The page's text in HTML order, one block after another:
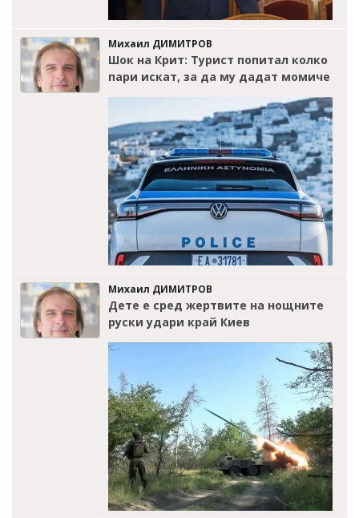
Михаил ДИМИТРОВ
Шок на Крит: Турист попитал колко
пари искат, за да му дадат момиче
Михаил ДИМИТРОВ
Дете е сред жертвите на нощните
руски удари край Киев